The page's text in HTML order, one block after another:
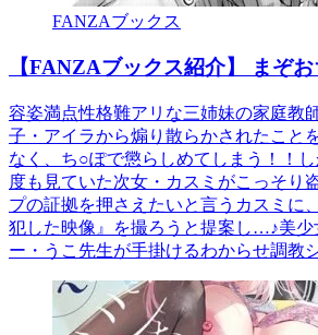
FANZAブックス
【FANZAブックス紹介】 まぞお
容姿満点性格難アリな三姉妹の家庭教
子・アイラから煽り散らかされたこと
なく、ち○ぽで懲らしめてしまう！！
度も見ていた次女・カスミがこっそり
プの証拠を押さえたいと言うカスミに
犯した映像』を撮ろうと提案し…♪美少
ー・うこ先生が手掛けるわからせ調教